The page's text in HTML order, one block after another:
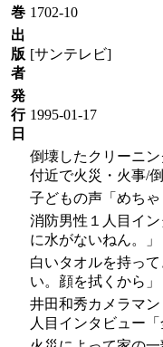
巻 1702-10
出
版
者
[サンテレビ]
発
行
日
1995-01-17
倒壊したクリーニ
付近で火災・火事/
子どもの声「めちゃ
消防男性１人目イ
に水がないねん。」
白いタオルを持っ
い。顔を拭くから」
井田和秀カメラマ
人目インタビュー